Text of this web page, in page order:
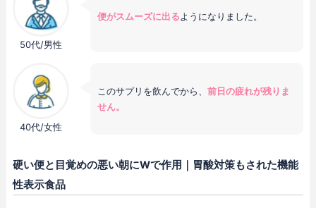
50代/男性
便がスムーズに出るようになりました。
40代/女性
このサプリを飲んでから、 前日の疲れが残りま
せん。
硬い便と目覚めの悪い朝にWで作用｜胃酸対策もされた機能
性表示食品